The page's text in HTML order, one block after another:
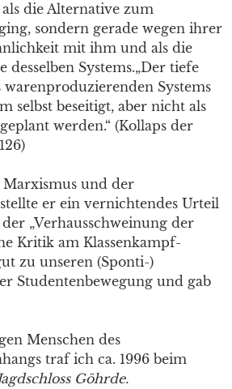
die Alternative zum
sondern gerade wegen ihrer
mit ihm und als die
desselben Systems.„Der tiefe
Systems
selbst beseitigt, aber nicht als
werden.“ (Kollaps der
und der
er ein vernichtendes Urteil
„Verhausschweinung der
Kritik am Klassenkampf-
zu unseren (Sponti-)
Studentenbewegung und gab
Menschen des
traf ich ca. 1996 beim
Göhrde.